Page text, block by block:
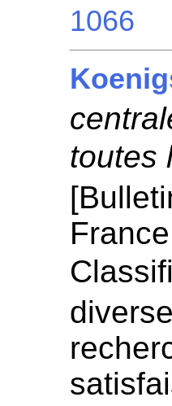
1066
toutes